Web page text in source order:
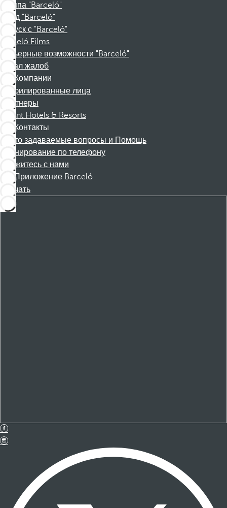
Группа "Barceló"
Фонд "Barceló"
Отпуск с "Barceló"
Barceló Films
Карьерные возможности "Barceló"
Канал жалоб
Компании
Аффилированные лица
Партнеры
Dorint Hotels & Resorts
Контакты
Часто задаваемые вопросы и Помощь
Бронирование по телефону
Свяжитесь с нами
Приложение Barceló
Скачать